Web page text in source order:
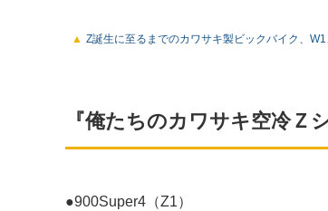
Z誕生に至るまでのカワサキ製ビックバイク、
『俺たちのカワサキ空冷Ｚ
●900Super4（Z1）